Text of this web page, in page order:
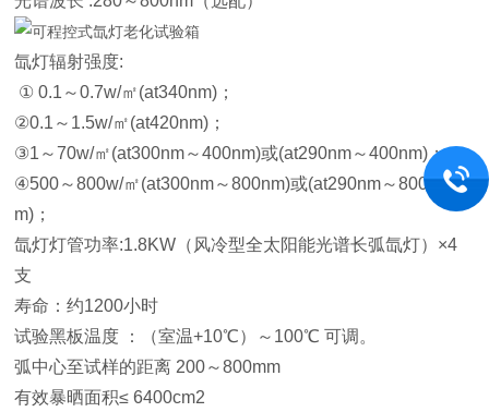
氙灯辐射强度:
① 0.1～0.7w/㎡(at340nm)；
②0.1～1.5w/㎡(at420nm)；
③1～70w/㎡(at300nm～400nm)或(at290nm～400nm)；
④500～800w/㎡(at300nm～800nm)或(at290nm～800n
m)；
氙灯灯管功率:1.8KW（风冷型全太阳能光谱长弧氙灯）×4
支
寿命：约1200小时
试验黑板温度 ：（室温+10℃）～100℃ 可调。
弧中心至试样的距离 200～800mm
有效暴晒面积≤ 6400cm2